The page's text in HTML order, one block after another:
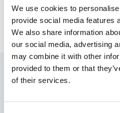
We use cookies to
provide social media features
We also share information
our social media, advertising
may combine it with other
provided to them or that
of their services.